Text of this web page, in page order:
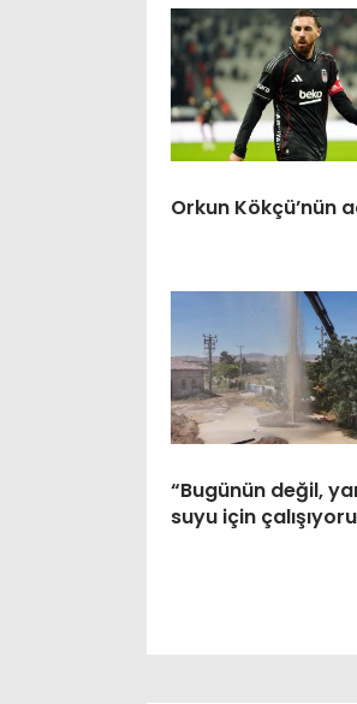
Orkun Kökçü’nün
“Bugünün değil,
suyu için